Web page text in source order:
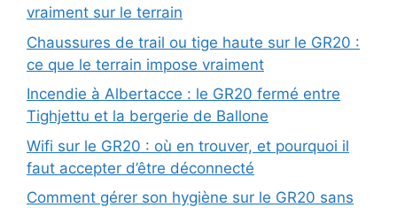
vraiment sur le terrain
Chaussures de trail ou tige haute sur le GR20 :
ce que le terrain impose vraiment
Incendie à Albertacce : le GR20 fermé entre
Tighjettu et la bergerie de Ballone
Wifi sur le GR20 : où en trouver, et pourquoi il
faut accepter d’être déconnecté
Comment gérer son hygiène sur le GR20 sans